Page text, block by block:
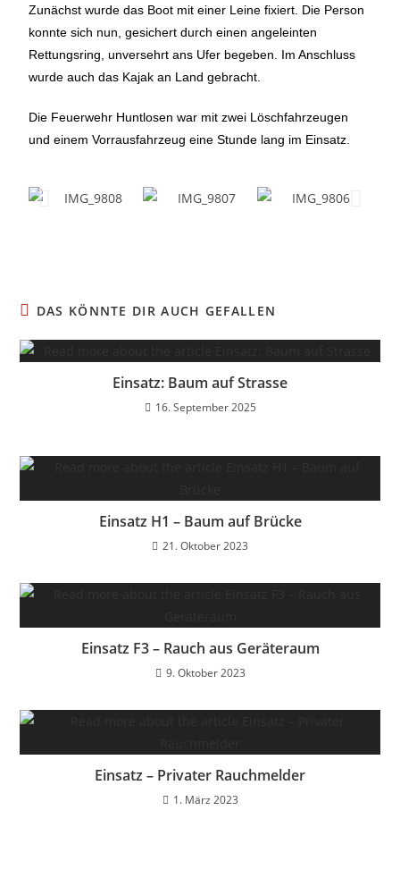
Zunächst wurde das Boot mit einer Leine fixiert. Die Person
konnte sich nun, gesichert durch einen angeleinten
Rettungsring, unversehrt ans Ufer begeben. Im Anschluss
wurde auch das Kajak an Land gebracht.
Die Feuerwehr Huntlosen war mit zwei Löschfahrzeugen
und einem Vorrausfahrzeug eine Stunde lang im Einsatz.
DAS KÖNNTE DIR AUCH GEFALLEN
Einsatz: Baum auf Strasse
16. September 2025
Einsatz H1 – Baum auf Brücke
21. Oktober 2023
Einsatz F3 – Rauch aus Geräteraum
9. Oktober 2023
Einsatz – Privater Rauchmelder
1. März 2023